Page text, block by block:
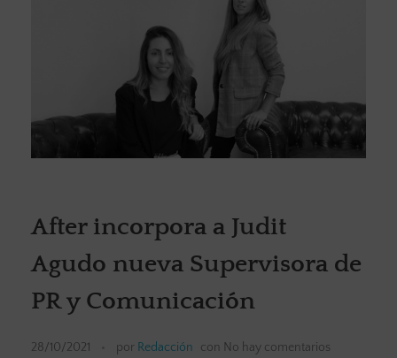
After incorpora a Judit
Agudo nueva Supervisora de
PR y Comunicación
28/10/2021 por Redacción con No hay comentarios